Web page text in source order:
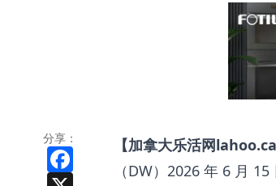
分享：
Facebook【加拿大乐活网
（DW）2026 年 6 月 15